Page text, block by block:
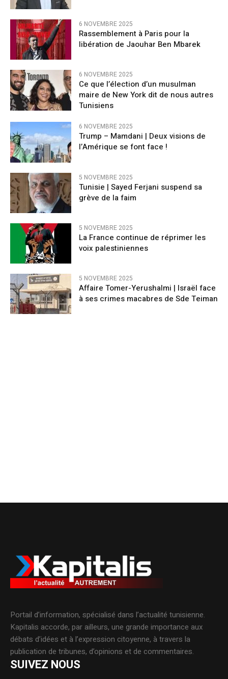
6 NOVEMBRE 2025
Rassemblement à Paris pour la
libération de Jaouhar Ben Mbarek
6 NOVEMBRE 2025
Ce que l’élection d’un musulman
maire de New York dit de nous autres
Tunisiens
6 NOVEMBRE 2025
Trump – Mamdani | Deux visions de
l’Amérique se font face !
5 NOVEMBRE 2025
Tunisie | Sayed Ferjani suspend sa
grève de la faim
5 NOVEMBRE 2025
La France continue de réprimer les
voix palestiniennes
5 NOVEMBRE 2025
Affaire Tomer-Yerushalmi | Israël face
à ses crimes macabres de Sde Teiman
Portail d’information, spécialisé dans l’actualité tunisienne.
Kapitalis accorde, par ailleurs, une grande importance aux
débats d’idées et à l’expression citoyenne, à travers la
publication de tribunes, d’opinions et de commentaires.
SUIVEZ NOUS